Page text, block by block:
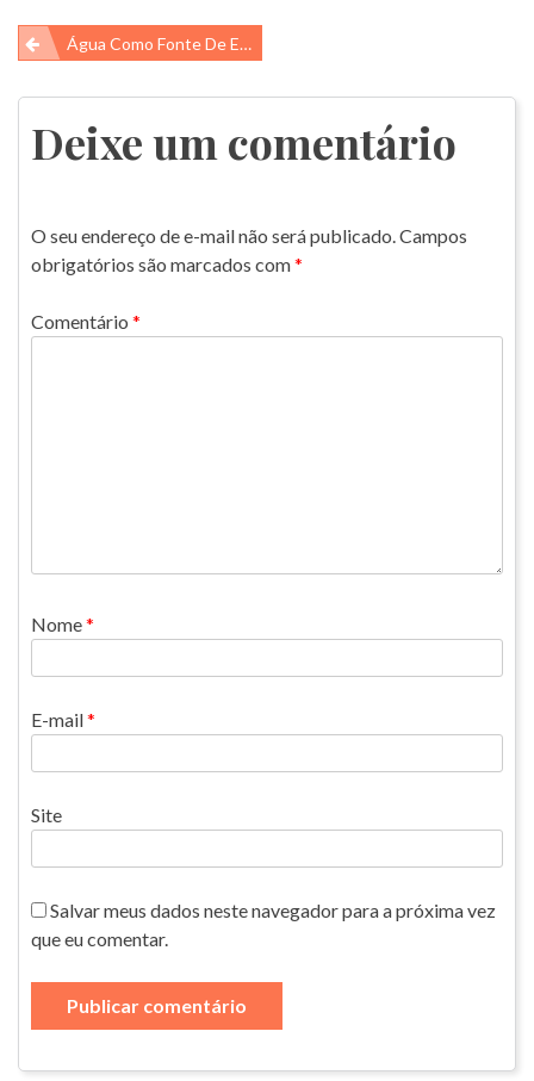
Navegação
de
Post
Água Como Fonte De Energia
Deixe um comentário
O seu endereço de e-mail não será publicado.Campos
obrigatórios são marcados com*
Comentário *
Nome*
E-mail*
Site
Salvar meus dados neste navegador para a próxima vez
que eu comentar.